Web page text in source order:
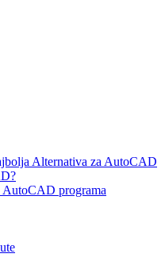
Alternativa za AutoCAD
programa